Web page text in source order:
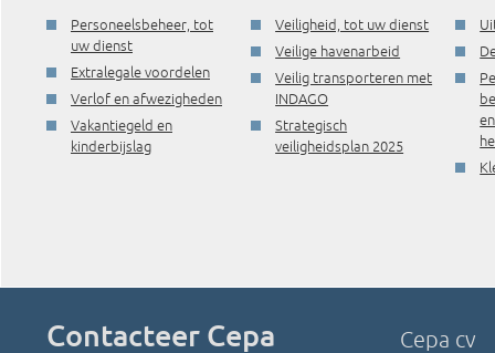
Personeelsbeheer, tot
uw dienst
Extralegale voordelen
Verlof en afwezigheden
Vakantiegeld en
kinderbijslag
Veiligheid, tot uw dienst
Veilige havenarbeid
Veilig transporteren met
INDAGO
Strategisch
veiligheidsplan 2025
en
Contacteer Cepa Cepa cv